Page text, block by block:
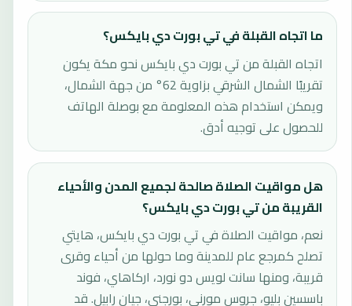
ما اتجاه القبلة في تي بورت دي بايكس؟
اتجاه القبلة من تي بورت دي بايكس نحو مكة يكون
تقريبًا الشمال الشرقي بزاوية 62° من جهة الشمال،
ويمكن استخدام هذه المعلومة مع بوصلة الهاتف
للحصول على توجيه أدق.
هل مواقيت الصلاة صالحة لجميع المدن والأحياء
القريبة من تي بورت دي بايكس؟
نعم، مواقيت الصلاة في تي بورت دي بايكس، هايتي
تصلح كمرجع عام للمدينة وما حولها من أحياء وقرى
قريبة، ومنها سانت لويس دو نورد، اركاهاي، فوند
باسسين بليو، جروس مورني، بورجني، جيان رابيل. قد